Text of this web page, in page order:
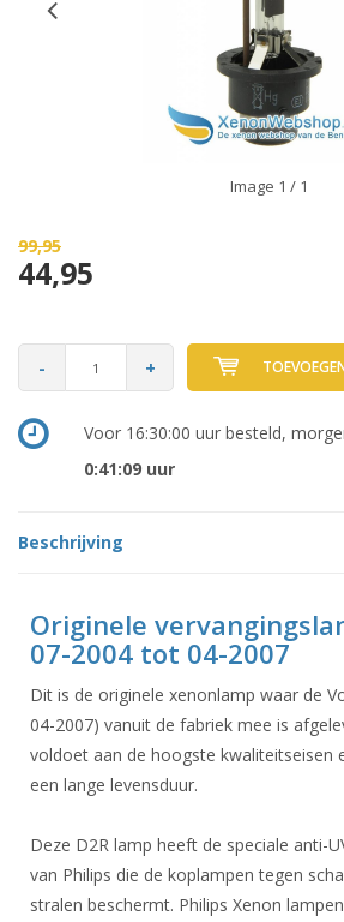
Image 1 / 1
99,95
44,95
- +
Voor 16:30:00 uur besteld,
0:41:09uur
Beschrijving
Originele
07-2004 tot 04-2007
Dit is de originele xenonlamp waar de
04-2007) vanuit de fabriek mee is
voldoet aan de hoogste kwaliteitseisen
een lange levensduur.
Deze D2R lamp heeft de speciale anti-
van Philips die de koplampen tegen
stralen beschermt. Philips Xenon